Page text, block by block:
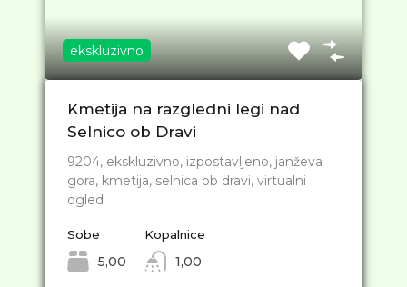
ekskluzivno
Kmetija na razgledni legi nad
Selnico ob Dravi
9204, ekskluzivno, izpostavljeno, janževa
gora, kmetija, selnica ob dravi, virtualni
ogled
Sobe
5,00
Kopalnice
1,00